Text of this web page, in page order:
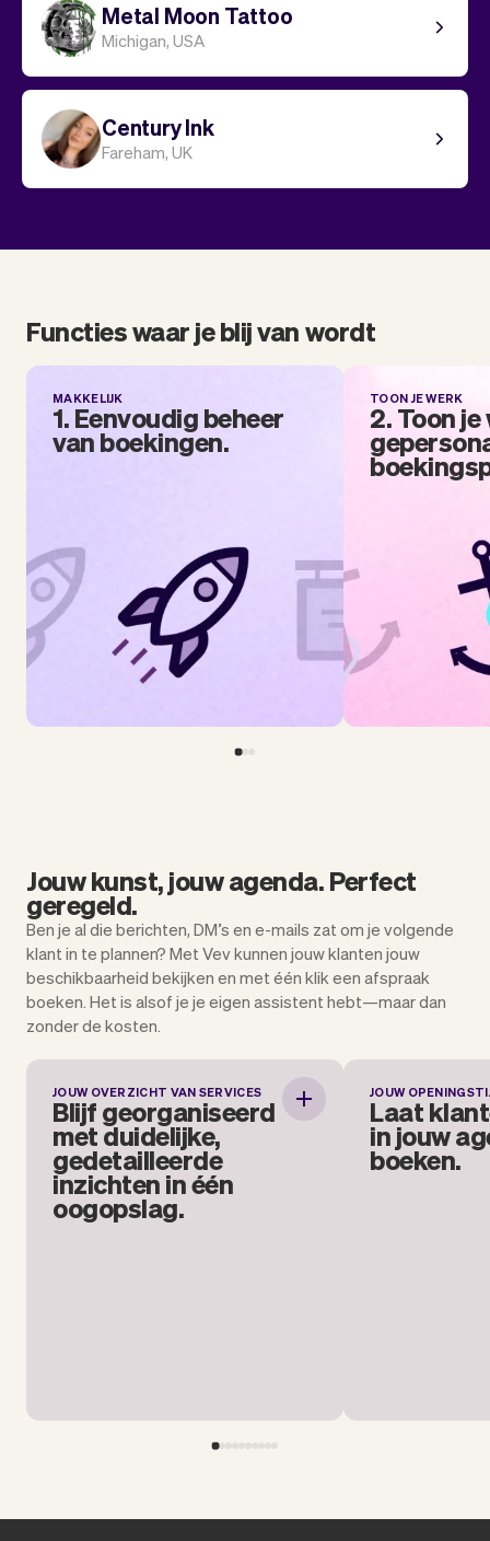
Metal Moon Tattoo
Michigan, USA
Century Ink
Fareham, UK
Functies waar je blij van wordt
MAKKELIJK
1. Eenvoudig beheer
van boekingen.
TOON JE WERK
2. Toon
Jouw kunst, jouw agenda. Perfect
geregeld.
Ben je al die berichten, DM’s en e-mails zat om je volgende
klant in te plannen? Met Vev kunnen jouw klanten jouw
beschikbaarheid bekijken en met één klik een afspraak
boeken. Het is alsof je je eigen assistent hebt—maar dan
zonder de kosten.
JOUW OVERZICHT VAN SERVICES
Blijf georganiseerd
met duidelijke,
gedetailleerde
inzichten in één
oogopslag.
Blijf georganiseerd met
duidelijke,
gedetailleerde
inzichten in één
oogopslag.
JOUW
Laat
in jouw
boeken.
Laat
jouw